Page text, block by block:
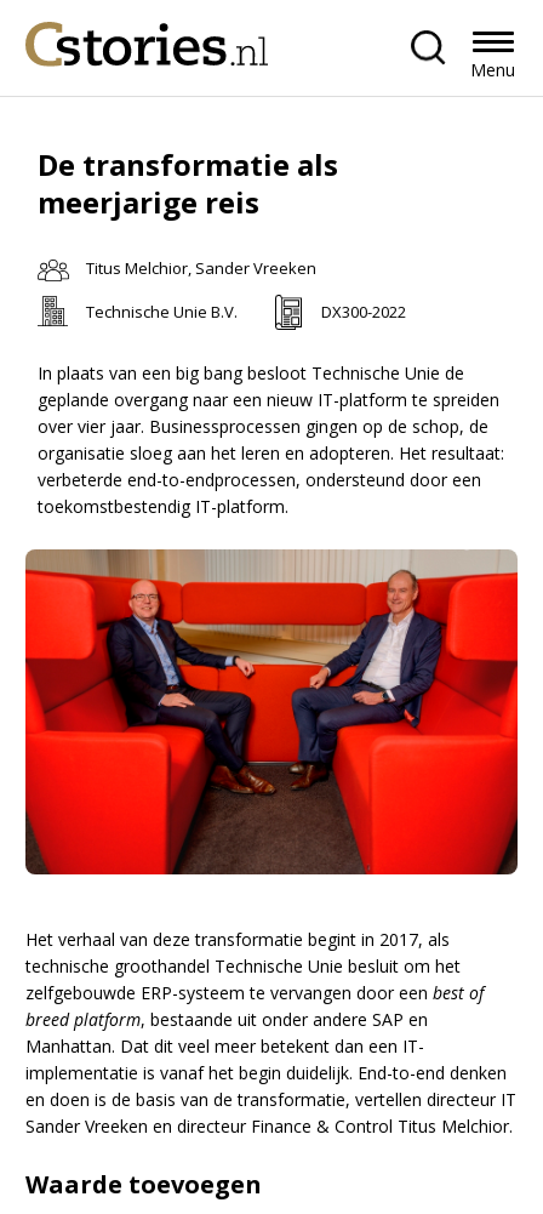
Menu
De transformatie als
meerjarige reis
Titus Melchior, Sander Vreeken
Technische Unie B.V.
DX300-2022
In plaats van een big bang besloot Technische Unie de
geplande overgang naar een nieuw IT-platform te spreiden
over vier jaar. Businessprocessen gingen op de schop, de
organisatie sloeg aan het leren en adopteren. Het resultaat:
verbeterde end-to-endprocessen, ondersteund door een
toekomstbestendig IT-platform.
Het verhaal van deze transformatie begint in 2017, als
technische groothandel Technische Unie besluit om het
zelfgebouwde ERP-systeem te vervangen door eenbest of
breed platform, bestaande uit onder andere SAP en
Manhattan. Dat dit veel meer betekent dan een IT-
implementatie is vanaf het begin duidelijk. End-to-end denken
en doen is de basis van de transformatie, vertellen directeur IT
Sander Vreeken en directeur Finance & Control Titus Melchior.
Waarde toevoegen